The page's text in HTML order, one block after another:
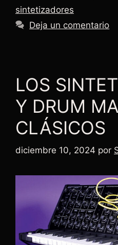
sintetizadores
Deja un comentario
LOS
Y DRUM
CLÁSICOS
diciembre 10, 2024 por